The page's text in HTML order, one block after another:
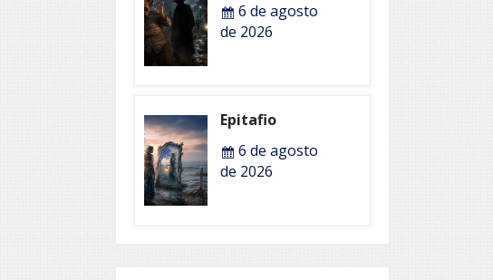
6 de agosto
de 2026
Epitafio
6 de agosto
de 2026